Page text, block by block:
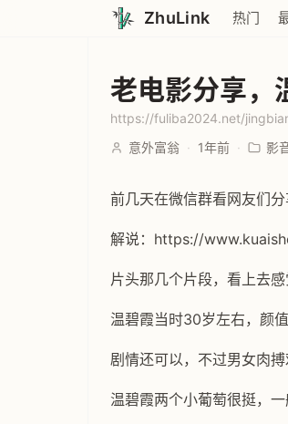
ZhuLink 热门
老电影分享，
https://fuliba2024.net/
意外富翁 · 1年前 · 影
前几天在微信群看网友们
解说：https://
片头那几个片段，看上去感
温碧霞当时30岁左右，颜值
剧情还可以，不过男女肉
温碧霞两个小葡萄很挺，一